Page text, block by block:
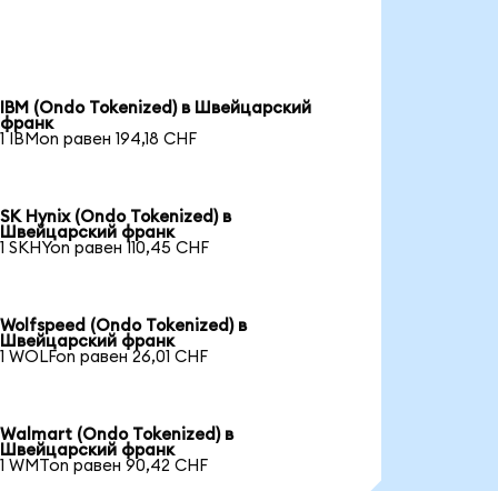
IBM (Ondo Tokenized) в Швейцарский
франк
1 IBMon равен 194,18 CHF
SK Hynix (Ondo Tokenized) в
Швейцарский франк
1 SKHYon равен 110,45 CHF
Wolfspeed (Ondo Tokenized) в
Швейцарский франк
1 WOLFon равен 26,01 CHF
Walmart (Ondo Tokenized) в
Швейцарский франк
1 WMTon равен 90,42 CHF